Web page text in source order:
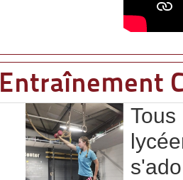
Entraînement